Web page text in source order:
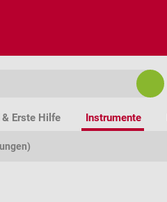
Erste Hilfe Instrumente